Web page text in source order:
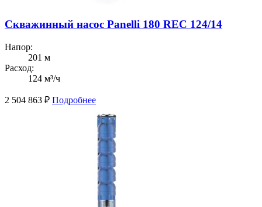
Скважинный насос Panelli 180 REC 124/14
Напор:
201 м
Расход:
124 м³/ч
2 504 863 ₽ Подробнее